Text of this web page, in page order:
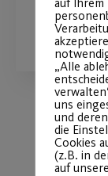
„Alle
uns
und
die
Cookies
(z.B. in
auf